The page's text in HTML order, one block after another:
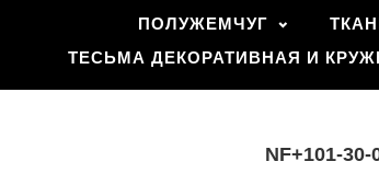
ПОЛУЖЕМЧУГ
ТЕСЬМА ДЕКОРАТИВНАЯ И
NF+101-